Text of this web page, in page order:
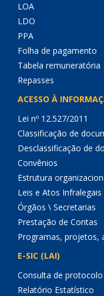
LOA
LDO
PPA
Folha de pagamento
Tabela remuneratória
Repasses
ACESSO À
Lei nº 12.527/2011
Classificação de
Desclassificação de
Convênios
Estrutura
Leis e Atos Infralegais
Órgãos \ Secretarias
Prestação de Contas
Programas, projetos,
E-SIC (LAI)
Consulta de protocolo
Relatório Estatístico